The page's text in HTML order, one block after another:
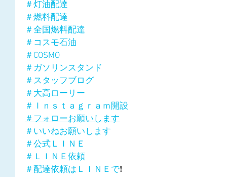
＃灯油配達
＃燃料配達
＃全国燃料配達
＃コスモ石油
＃COSMO
＃ガソリンスタンド
＃スタッフブログ
＃大高ローリー
＃Ｉｎｓｔａｇｒａｍ開設
＃フォローお願いします
＃いいねお願いします
＃公式ＬＩＮＥ
＃ＬＩＮＥ依頼
＃配達依頼はＬＩＮＥで❗